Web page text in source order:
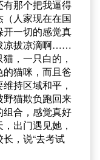
有那个把我逼得
人家现在在国
一切的感觉真
凉拔凉滴啊……
，一只白的，
猫咪，而且爸
持区域和平，
猫欺负跑回来
合，感觉真好
出门遇见她，
，说“去考试